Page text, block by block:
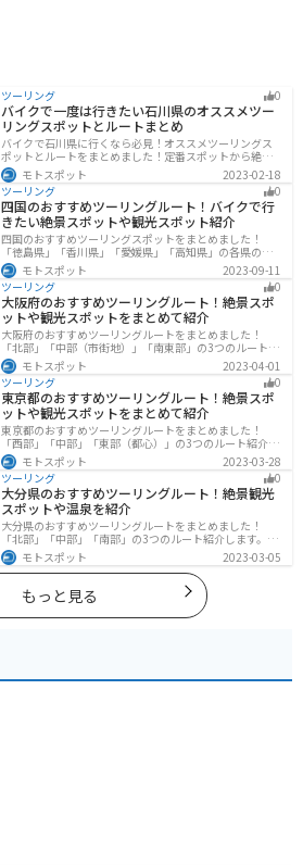
ツーリング 0
バイクで一度は行きたい石川県のオススメツー
リングスポットとルートまとめ
バイクで石川県に行くなら必見！オススメツーリングス
ポットとルートをまとめました！定番スポットから絶景
スポット、温泉、海、グルメなど様々なジャンルで楽し
めます。バイクで石川ツーリングに行こうと思っている
人は、参考にしてください。
モトスポット
2023-02-18
ツーリング
0
四国のおすすめツーリングルート！バイクで行
きたい絶景スポットや観光スポット紹介
四国のおすすめツーリングスポットをまとめました！
「徳島県」「香川県」「愛媛県」「高知県」の各県の観
光地紹介します。自然豊かな山々や湖、温泉地が点在
し、四季折々の景色を楽しめるスポットが多数ありま
す。バイクで四国にツーリングに行く際は参考にしてく
ださい。
モトスポット
2023-09-11
ツーリング
0
大阪府のおすすめツーリングルート！絶景スポ
ットや観光スポットをまとめて紹介
大阪府のおすすめツーリングルートをまとめました！
「北部」「中部（市街地）」「南東部」の3つのルート紹
介します。歴史と近代が融合した魅力的なエリアで様々
な楽しみ方ができます。バイクで大阪府にツーリングに
行く際は参考にしてください。
モトスポット
2023-04-01
ツーリング
0
東京都のおすすめツーリングルート！絶景スポ
ットや観光スポットをまとめて紹介
東京都のおすすめツーリングルートをまとめました！
「西部」「中部」「東部（都心）」の3つのルート紹介し
ます。西に行けば奥多摩の自然、東に行けば都心スポッ
トと、自然も街も楽しめるスポットが多数あります。バ
イクで東京都にツーリングに行く際は参考にしてくださ
い。
モトスポット
2023-03-28
ツーリング
0
大分県のおすすめツーリングルート！絶景観光
スポットや温泉を紹介
大分県のおすすめツーリングルートをまとめました！
「北部」「中部」「南部」の3つのルート紹介します。阿
蘇の雄大な自然を満喫できるスポットや温泉を満喫する
ツーリングができます。バイクで大分県にツーリングに
行く際は参考にしてください。
モトスポット 2023-03-05
もっと見る